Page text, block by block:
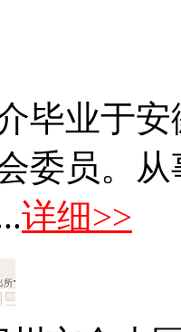
毕业于
委员。
详细>>